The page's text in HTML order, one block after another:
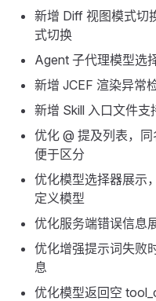
新增 Diff 视图模式切
式切换
Agent 子代理模型选
新增 JCEF 渲染异常
新增 Skill 入口文件支
优化 @ 提及列表，
便于区分
优化模型选择器展示
定义模型
优化服务端错误信息
优化增强提示词失败
息
优化模型返回空